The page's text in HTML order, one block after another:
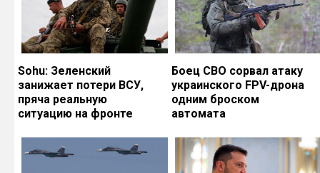
Sohu: Зеленский
занижает потери ВСУ,
пряча реальную
ситуацию на фронте
Боец СВО сорвал атаку
украинского FPV-дрона
одним броском
автомата